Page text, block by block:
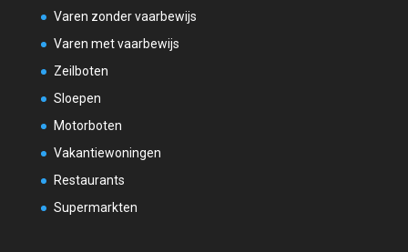
Varen zonder vaarbewijs
Varen met vaarbewijs
Zeilboten
Sloepen
Motorboten
Vakantiewoningen
Restaurants
Supermarkten